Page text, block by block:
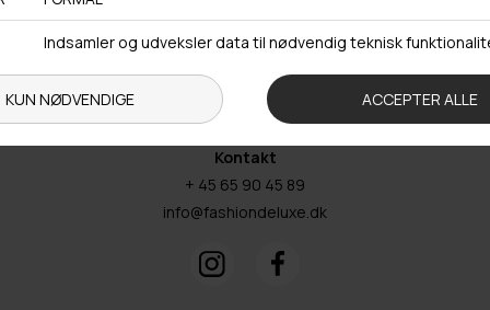
Åbningstider
Man-Ons: 09.00-15.30
Tors: 09.00-17.00
Fre: 09.00-15.30
Kontakt
+ 45 65 90 45 89
info@fashiondeluxe.dk